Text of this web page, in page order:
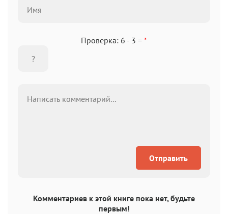
Проверка: 6 - 3 = *
Отправить
Комментариев к этой книге пока нет, будьте
первым!